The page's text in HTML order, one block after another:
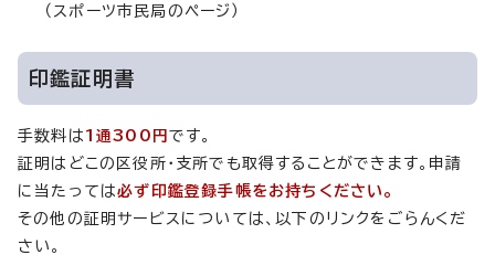
（スポーツ市民局のページ）
印鑑証明書
手数料は 1通300円です。
証明はどこの区役所・支所でも取得することができます。申請
に当たっては必ず印鑑登録手帳をお持ちください。
その他の証明サービスについては、以下のリンクをごらんくだ
さい。